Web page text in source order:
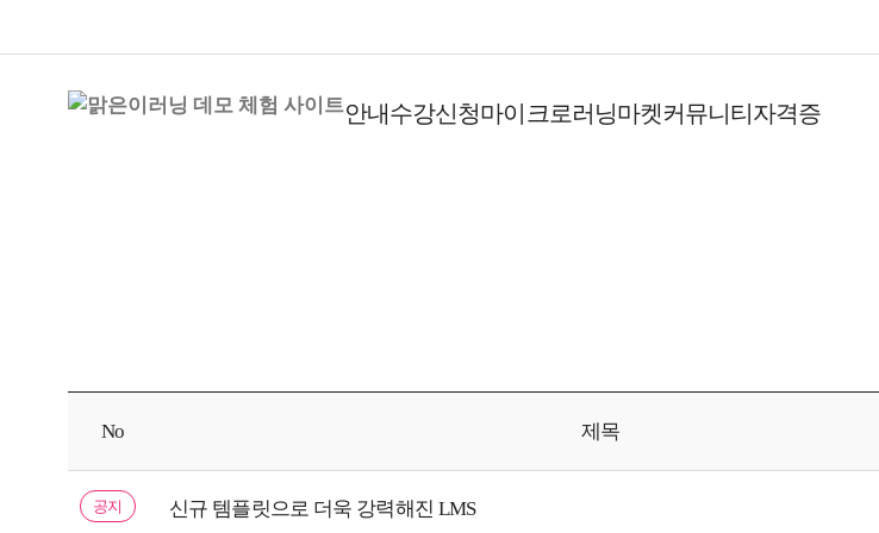
안내수강신청마이크로러닝마켓커뮤니티 자격증
No 제목
공지 신규 템플릿으로 더욱 강력해진 LMS